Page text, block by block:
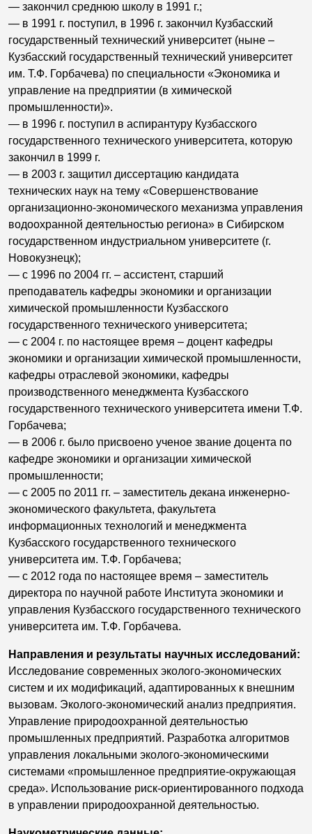
— закончил среднюю школу в 1991 г.;
— в 1991 г. поступил, в 1996 г. закончил Кузбасский
государственный технический университет (ныне –
Кузбасский государственный технический университет
им. Т.Ф. Горбачева) по специальности «Экономика и
управление на предприятии (в химической
промышленности)».
— в 1996 г. поступил в аспирантуру Кузбасского
государственного технического университета, которую
закончил в 1999 г.
— в 2003 г. защитил диссертацию кандидата
технических наук на тему «Совершенствование
организационно-экономического механизма управления
водоохранной деятельностью региона» в Сибирском
государственном индустриальном университете (г.
Новокузнецк);
— с 1996 по 2004 гг. – ассистент, старший
преподаватель кафедры экономики и организации
химической промышленности Кузбасского
государственного технического университета;
— с 2004 г. по настоящее время – доцент кафедры
экономики и организации химической промышленности,
кафедры отраслевой экономики, кафедры
производственного менеджмента Кузбасского
государственного технического университета имени Т.Ф.
Горбачева;
— в 2006 г. было присвоено ученое звание доцента по
кафедре экономики и организации химической
промышленности;
— с 2005 по 2011 гг. – заместитель декана инженерно-
экономического факультета, факультета
информационных технологий и менеджмента
Кузбасского государственного технического
университета им. Т.Ф. Горбачева;
— с 2012 года по настоящее время – заместитель
директора по научной работе Института экономики и
управления Кузбасского государственного технического
университета им. Т.Ф. Горбачева.
Направления и результаты научных исследований:
Исследование современных эколого-экономических
систем и их модификаций, адаптированных к внешним
вызовам. Эколого-экономический анализ предприятия.
Управление природоохранной деятельностью
промышленных предприятий. Разработка алгоритмов
управления локальными эколого-экономическими
системами «промышленное предприятие-окружающая
среда». Использование риск-ориентированного подхода
в управлении природоохранной деятельностью.